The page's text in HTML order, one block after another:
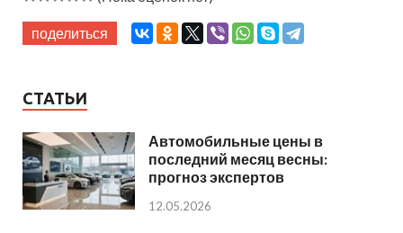
поделиться
СТАТЬИ
Автомобильные цены в
последний месяц весны:
прогноз экспертов
12.05.2026